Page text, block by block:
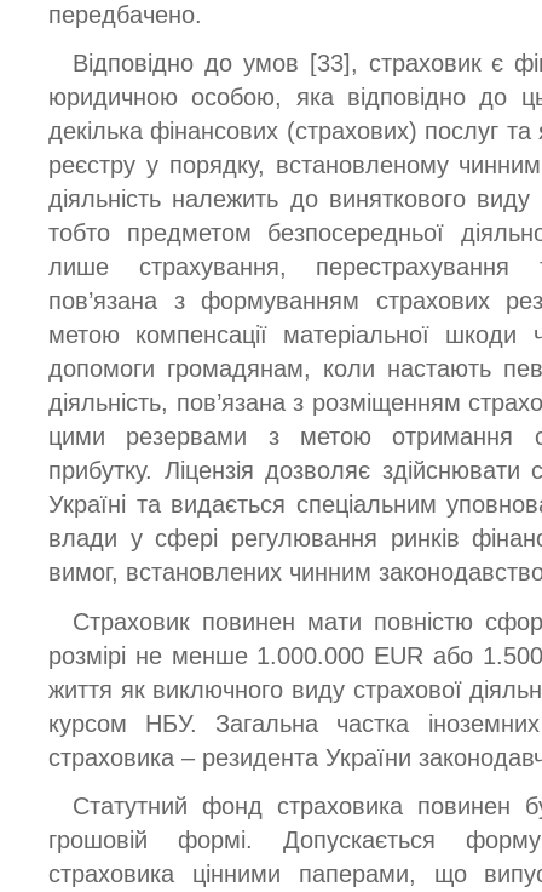
передбачено.
Відповідно до умов [33], страховик є
юридичною особою, яка відповідно до
декілька фінансових (страхових) послуг
реєстру у порядку, встановленому
діяльність належить до виняткового виду
тобто предметом безпосередньої
лише страхування, перестрахування
пов’язана з формуванням страхових
метою компенсації матеріальної шкоди
допомоги громадянам, коли настають
діяльність, пов’язана з розміщенням
цими резервами з метою отримання
прибутку. Ліцензія дозволяє здійснювати
Україні та видається спеціальним
влади у сфері регулювання ринків
вимог, встановлених чинним
Страховик повинен мати повністю
розмірі не менше 1.000.000 EUR або
життя як виключного виду страхової
курсом НБУ. Загальна частка
страховика – резидента України
Статутний фонд страховика повинен
грошовій формі. Допускається
страховика цінними паперами, що